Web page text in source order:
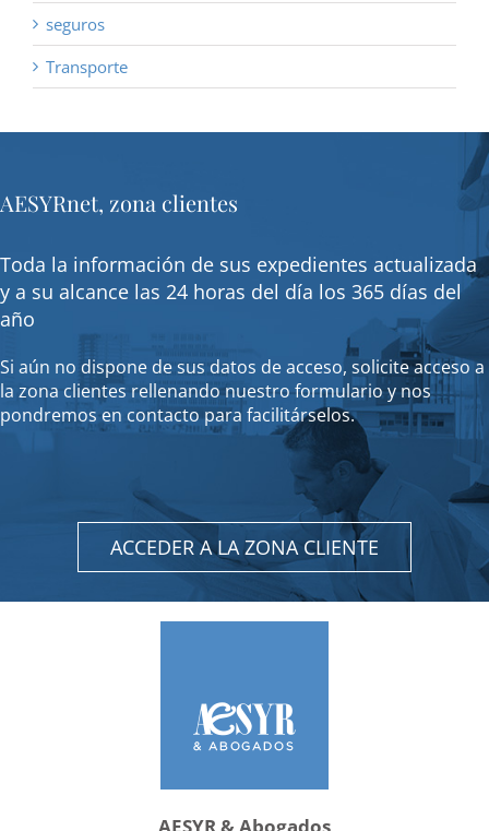
seguros
Transporte
AESYRnet, zona clientes
Toda la información de sus expedientes actualizada
y a su alcance las 24 horas del día los 365 días del
año
Si aún no dispone de sus datos de acceso, solicite acceso a
la zona clientes rellenando nuestro formulario y nos
pondremos en contacto para facilitárselos.
ACCEDER A LA ZONA CLIENTE
AESYR & Abogados